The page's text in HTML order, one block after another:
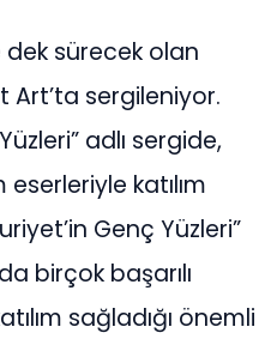
dek sürecek olan
Art’ta sergileniyor.
adlı sergide,
katılım
Genç Yüzleri”
birçok başarılı
sağladığı önemli